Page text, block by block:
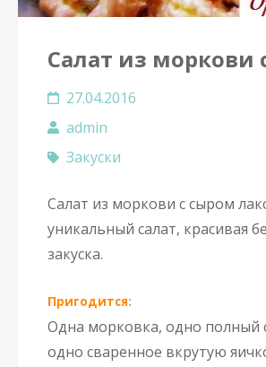
Салат из моркови
27.04.2016
admin
Закуски
Салат из моркови с сыром
уникальный салат, красивая
закуска.
Пригодится:
Одна морковка, одно полный
одно сваренное вкрутую